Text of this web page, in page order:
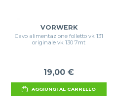
VORWERK
Cavo alimentazione folletto vk 131
originale vk 130 7mt
19,00 €
AGGIUNGI AL CARRELLO